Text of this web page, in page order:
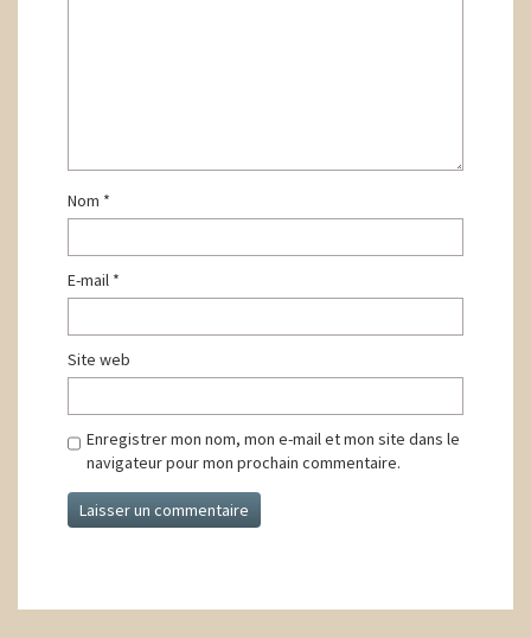
Nom *
E-mail *
Site web
Enregistrer mon nom, mon e-mail et mon site dans le
navigateur pour mon prochain commentaire.